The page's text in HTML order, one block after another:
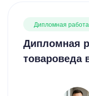
Дипломная работа
Дипломная
товароведа